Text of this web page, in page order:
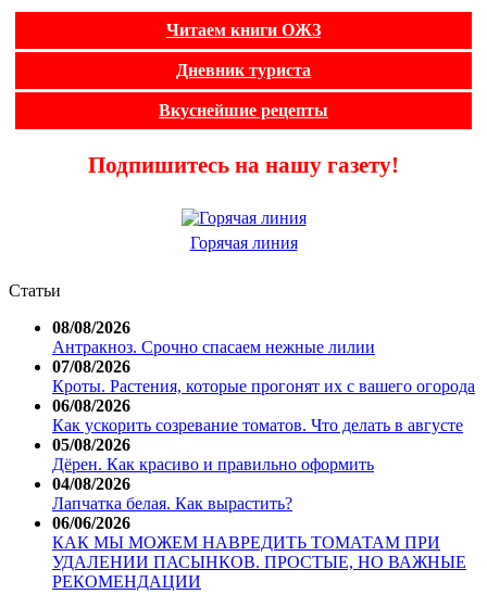
Читаем книги ОЖЗ
Дневник туриста
Вкуснейшие рецепты
Подпишитесь на нашу газету!
Горячая линия
Статьи
08/08/2026
Антракноз. Срочно спасаем нежные лилии
07/08/2026
Кроты. Растения, которые прогонят их с вашего огорода
06/08/2026
Как ускорить созревание томатов. Что делать в августе
05/08/2026
Дёрен. Как красиво и правильно оформить
04/08/2026
Лапчатка белая. Как вырастить?
06/06/2026
КАК МЫ МОЖЕМ НАВРЕДИТЬ ТОМАТАМ ПРИ
УДАЛЕНИИ ПАСЫНКОВ. ПРОСТЫЕ, НО ВАЖНЫЕ
РЕКОМЕНДАЦИИ